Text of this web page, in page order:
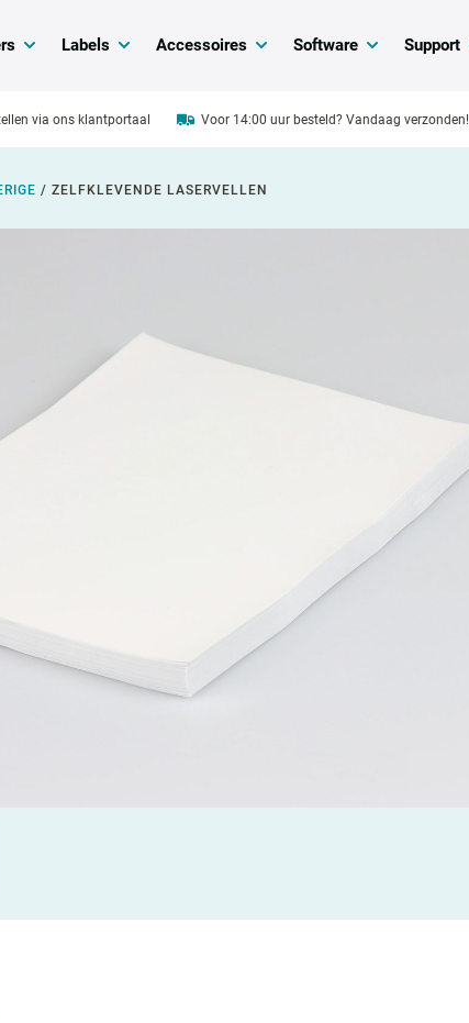
Labels Accessoires Software Support
via ons klantportaal Voor 14:00 uur besteld? Vandaag verzonden!
/ ZELFKLEVENDE LASERVELLEN